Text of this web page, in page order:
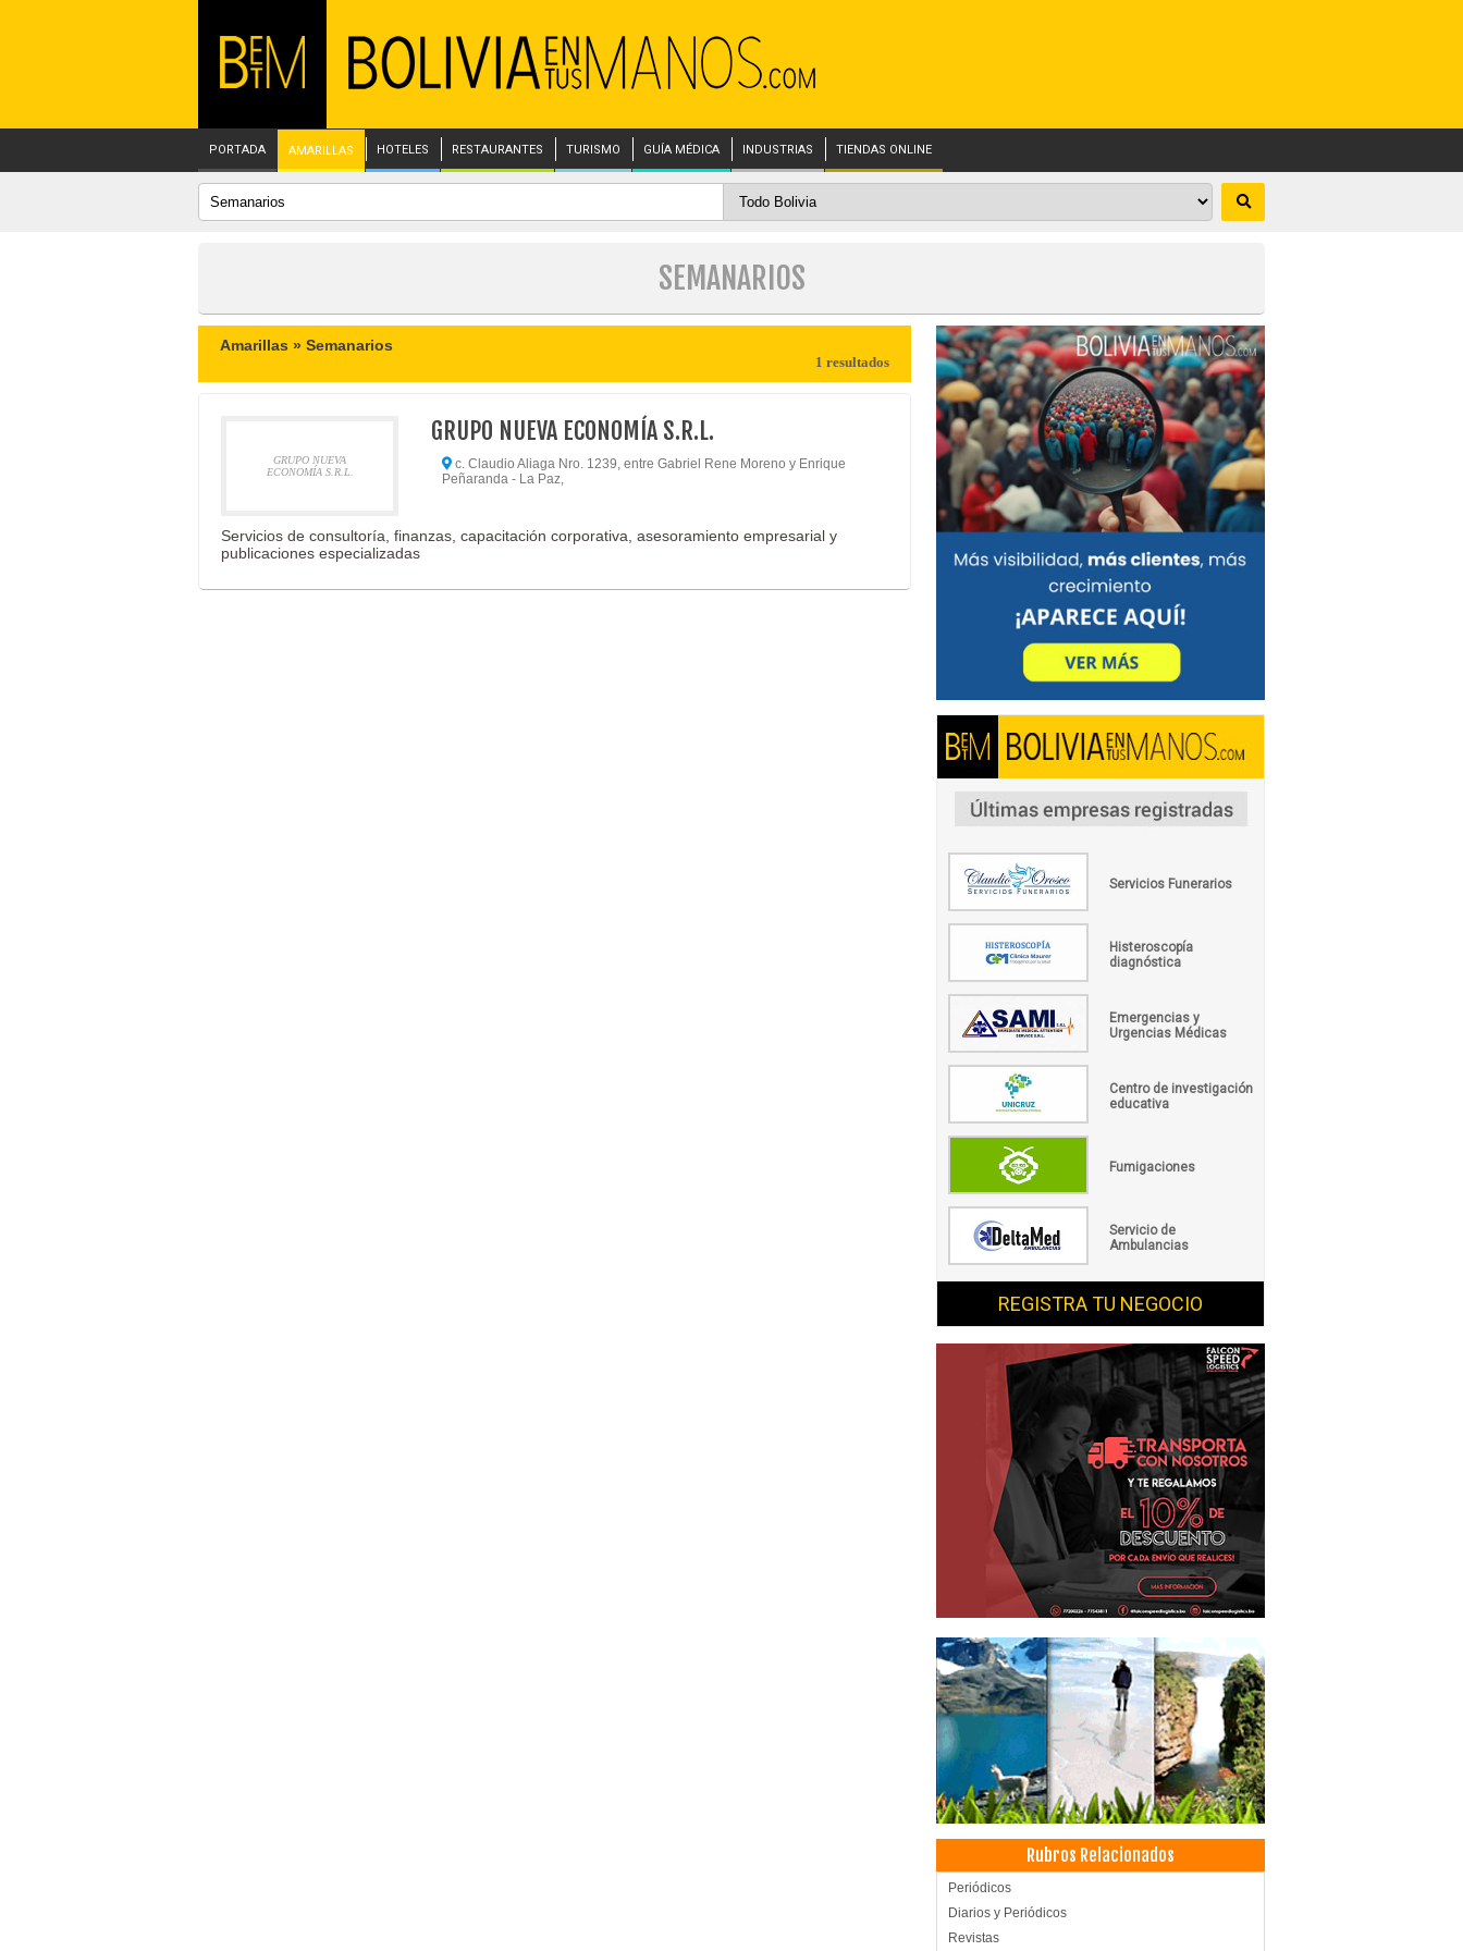
PORTADA AMARILLAS HOTELES RESTAURANTES TURISMO GUÍA MÉDICA INDUSTRIAS TIENDAS ONLINE
SEMANARIOS
Amarillas » Semanarios
1 resultados
GRUPO NUEVA
ECONOMÍA S.R.L.
GRUPO NUEVA ECONOMÍA S.R.L.
c. Claudio Aliaga Nro. 1239, entre Gabriel Rene Moreno y Enrique
Peñaranda - La Paz,
Servicios de consultoría, finanzas, capacitación corporativa, asesoramiento empresarial y
publicaciones especializadas
Servicios Funerarios
Histeroscopía
diagnóstica
Emergencias y
Urgencias Médicas
Centro de investigación
educativa
Fumigaciones
Servicio de
Ambulancias
REGISTRA TU NEGOCIO
Rubros Relacionados
Periódicos
Diarios y Periódicos
Revistas